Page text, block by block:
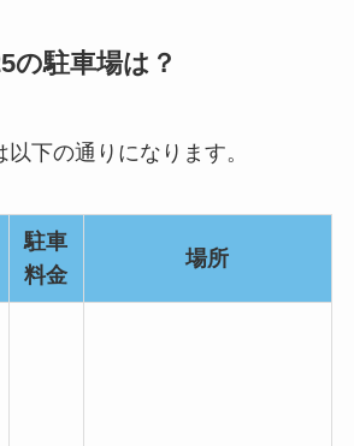
の駐車場は？
下の通りになります。
駐車
料金
場所